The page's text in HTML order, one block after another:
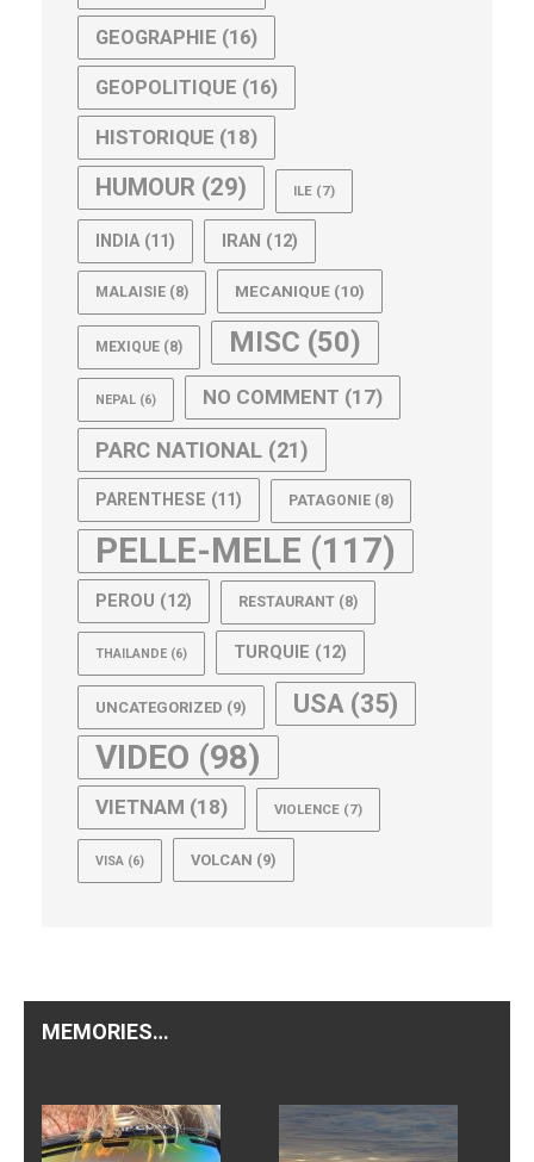
GEOGRAPHIE (16)
GEOPOLITIQUE (16)
HISTORIQUE (18)
HUMOUR (29) ILE (7)
INDIA (11) IRAN (12)
MALAISIE (8) MECANIQUE (10)
MEXIQUE (8) MISC (50)
NEPAL (6) NO COMMENT (17)
PARC NATIONAL (21)
PARENTHESE (11) PATAGONIE (8)
PELLE-MELE (117)
PEROU (12) RESTAURANT (8)
THAILANDE (6) TURQUIE (12)
UNCATEGORIZED (9) USA (35)
VIDEO (98)
VIETNAM (18) VIOLENCE (7)
VISA (6) VOLCAN (9)
MEMORIES…